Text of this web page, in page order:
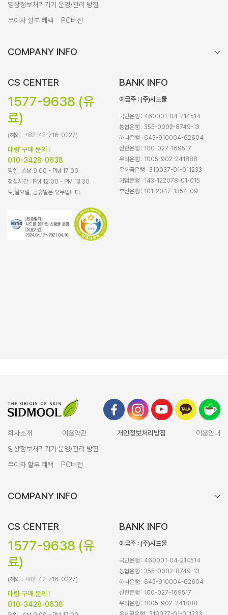
영상정보처리기기 운영/관리 방침
무이자 할부 혜택
PC버전
COMPANY INFO
CS CENTER
1577-9638 (유
료)
(해외 : +82-42-716-0227)
대량 구매 문의 :
010-3428-0638
평일 : AM 9:00 - PM 17:00
점심시간 : PM 12:00 - PM 13:30
토,일요일, 공휴일은 휴무입니다.
BANK INFO
예금주 : (주)시드물
국민은행 : 460001-04-214514
농협은행 : 355-0002-8749-13
하나은행 : 643-910004-62604
신한은행 : 100-027-169517
우리은행 : 1005-902-241888
우체국은행 : 310037-01-011233
기업은행 : 143-122078-01-015
부산은행 : 101-2047-1354-09
회사소개 이용약관 개인정보처리방침
이용안내
영상정보처리기기 운영/관리 방침
무이자 할부 혜택
PC버전
COMPANY INFO
CS CENTER
1577-9638 (유
료)
(해외 : +82-42-716-0227)
대량 구매 문의 :
010-3428-0638
BANK INFO
예금주 : (주)시드물
국민은행 : 460001-04-214514
농협은행 : 355-0002-8749-13
하나은행 : 643-910004-62604
신한은행 : 100-027-169517
우리은행 : 1005-902-241888